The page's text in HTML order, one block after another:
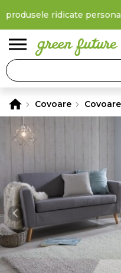
ridicate personal
Covoare